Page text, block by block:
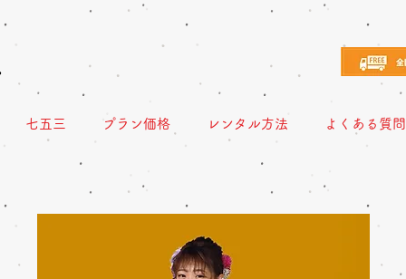
七五三 プラン価格 レンタル方法 よくある質問